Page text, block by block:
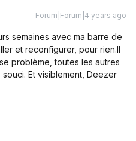
Forum|Forum|4 years ago
semaines avec ma barre de
et reconfigurer, pour rien.Il
problème, toutes les autres
Et visiblement, Deezer